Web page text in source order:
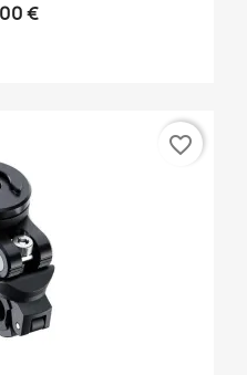
€
favorite_border